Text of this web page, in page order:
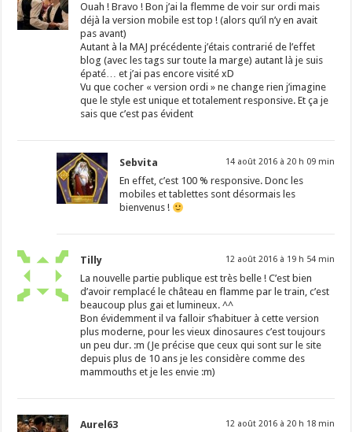
Ouah ! Bravo ! Bon j’ai la flemme de voir sur ordi mais
déjà la version mobile est top ! (alors qu’il n’y en avait
pas avant)
Autant à la MAJ précédente j’étais contrarié de l’effet
blog (avec les tags sur toute la marge) autant là je suis
épaté… et j’ai pas encore visité xD
Vu que cocher « version ordi » ne change rien j’imagine
que le style est unique et totalement responsive. Et ça je
sais que c’est pas évident
Sebvita 14 août 2016 à 20 h 09 min
En effet, c’est 100 % responsive. Donc les
mobiles et tablettes sont désormais les
bienvenus !
Tilly 12 août 2016 à 19 h 54 min
La nouvelle partie publique est très belle ! C’est bien
d’avoir remplacé le château en flamme par le train, c’est
beaucoup plus gai et lumineux. ^^
Bon évidemment il va falloir s’habituer à cette version
plus moderne, pour les vieux dinosaures c’est toujours
un peu dur. :m (Je précise que ceux qui sont sur le site
depuis plus de 10 ans je les considère comme des
mammouths et je les envie :m)
Aurel63 12 août 2016 à 20 h 18 min